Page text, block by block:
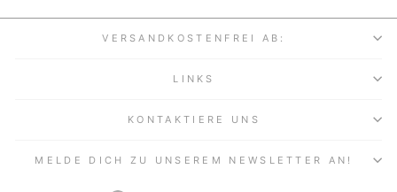
VERSANDKOSTENFREI AB:
LINKS
KONTAKTIERE UNS
MELDE DICH ZU UNSEREM NEWSLETTER AN!